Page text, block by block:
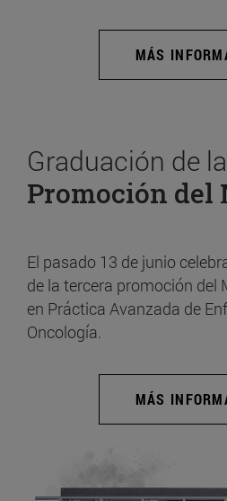
MÁS
Graduación de la
Promoción del
El pasado 13 de junio
de la tercera promoción del
en Práctica Avanzada de
Oncología.
MÁS